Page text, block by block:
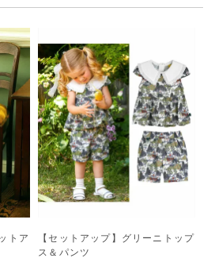
トア
【セットアップ】グリーニトップ
ス＆パンツ